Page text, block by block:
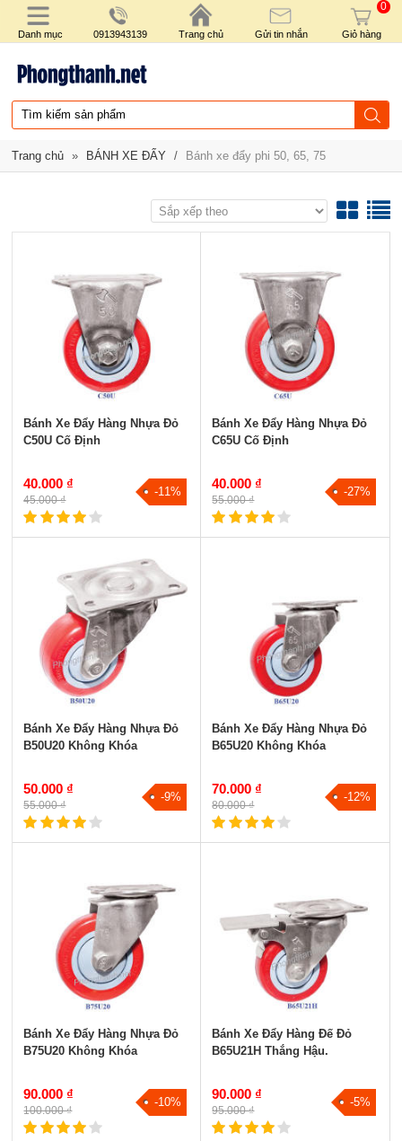
Danh mục 0913943139 Trang chủ Gửi tin nhắn
0
Giỏ hàng
Trang chủ » BÁNH XE ĐẨY / Bánh xe đẩy phi 50, 65, 75
Bánh Xe Đẩy Hàng Nhựa Đỏ
C50U Cố Định
40.000 ₫
45.000 ₫
-11%
Bánh Xe Đẩy Hàng Nhựa Đỏ
C65U Cố Định
40.000 ₫
55.000 ₫
-27%
Bánh Xe Đẩy Hàng Nhựa Đỏ
B50U20 Không Khóa
50.000 ₫
55.000 ₫
-9%
Bánh Xe Đẩy Hàng Nhựa Đỏ
B65U20 Không Khóa
70.000 ₫
80.000 ₫
-12%
Bánh Xe Đẩy Hàng Nhựa Đỏ
B75U20 Không Khóa
90.000 ₫
100.000 ₫
-10%
Bánh Xe Đẩy Hàng Đế Đỏ
B65U21H Thắng Hậu.
90.000 ₫
95.000 ₫
-5%